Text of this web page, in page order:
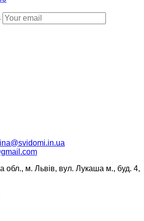
обл., м. Львів, вул. Лукаша м., буд. 4,